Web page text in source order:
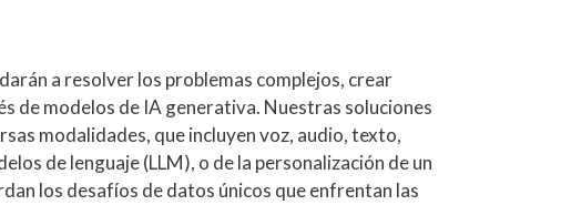
a resolver los problemas complejos, crear
de modelos de IA generativa. Nuestras soluciones
modalidades, que incluyen voz, audio, texto,
de lenguaje (LLM), o de la personalización de un
los desafíos de datos únicos que enfrentan las